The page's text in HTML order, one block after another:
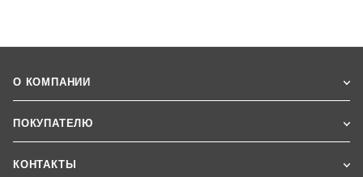
О КОМПАНИИ
ПОКУПАТЕЛЮ
КОНТАКТЫ